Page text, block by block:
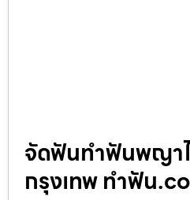
จัดฟันทำฟันพญา
กรุงเทพ ทำฟัน